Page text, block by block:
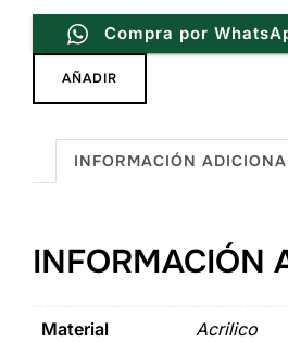
Compra por
Aretes
Acrilicos
cantidad
AÑADIR
INFORMACIÓN
INFORMACIÓN
Material Acrilico